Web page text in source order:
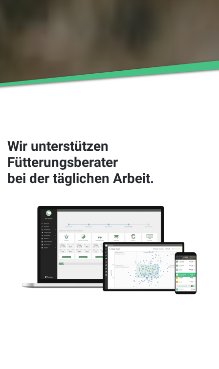
Wir unterstützen
Fütterungsberater
bei der täglichen Arbeit.